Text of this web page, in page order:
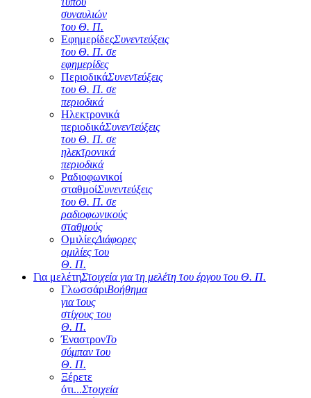
συναυλιών
του Θ. Π.
ΕφημερίδεςΣυνεντεύξεις
του Θ. Π. σε
εφημερίδες
ΠεριοδικάΣυνεντεύξεις
του Θ. Π. σε
περιοδικά
Ηλεκτρονικά
περιοδικάΣυνεντεύξεις
του Θ. Π. σε
ηλεκτρονικά
περιοδικά
Ραδιοφωνικοί
σταθμοίΣυνεντεύξεις
του Θ. Π. σε
ραδιοφωνικούς
σταθμούς
ΟμιλίεςΔιάφορες
ομιλίες του
Θ. Π.
Για μελέτηΣτοιχεία για τη μελέτη του έργου του Θ. Π.
ΓλωσσάριΒοήθημα
για τους
στίχους του
Θ. Π.
ΈναστρονΤο
σύμπαν του
Θ. Π.
Ξέρετε
ότι...Στοιχεία